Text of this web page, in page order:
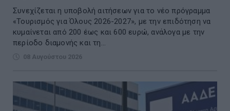
Συνεχίζεται η υποβολή αιτήσεων για το νέο πρόγραμμα
«Τουρισμός για Όλους 2026-2027», με την επιδότηση να
κυμαίνεται από 200 έως και 600 ευρώ, ανάλογα με την
περίοδο διαμονής και τη...
08 Αυγούστου 2026